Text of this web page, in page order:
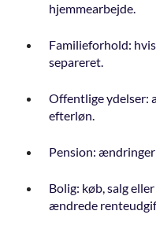
hjemmearbejde.
Familieforhold:
separeret.
Offentlige ydelser:
efterløn.
Pension:
Bolig: køb, salg
ændrede